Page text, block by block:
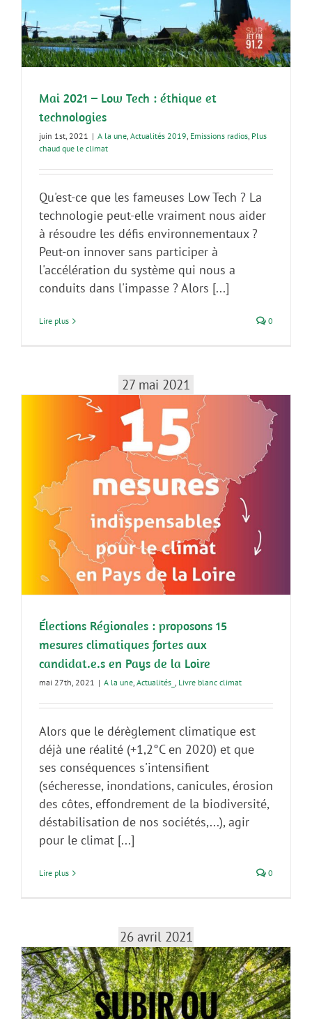
Mai 2021 – Low Tech : éthique et
technologies
juin 1st, 2021 | A la une, Actualités 2019, Emissions radios, Plus
chaud que le climat
Qu'est-ce que les fameuses Low Tech ? La
technologie peut-elle vraiment nous aider
à résoudre les défis environnementaux ?
Peut-on innover sans participer à
l'accélération du système qui nous a
conduits dans l'impasse ? Alors [...]
Lire plus 0
27 mai 2021
Élections Régionales : proposons 15
mesures climatiques fortes aux
candidat.e.s en Pays de la Loire
mai 27th, 2021 | A la une, Actualités_ , Livre blanc climat
Alors que le dérèglement climatique est
déjà une réalité (+1,2°C en 2020) et que
ses conséquences s'intensifient
(sécheresse, inondations, canicules, érosion
des côtes, effondrement de la biodiversité,
déstabilisation de nos sociétés,...), agir
pour le climat [...]
Lire plus 0
26 avril 2021